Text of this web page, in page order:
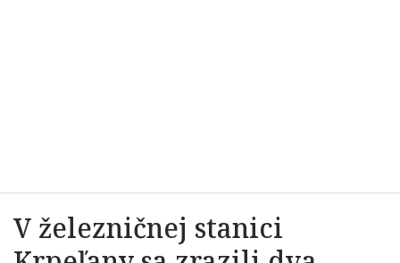
V železničnej stanici